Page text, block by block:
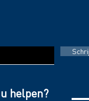
helpen?